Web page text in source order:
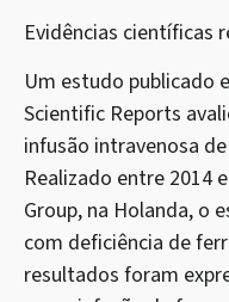
Evidências científicas
Um estudo publicado
Scientific Reports
infusão intravenosa
Realizado entre 2014
Group, na Holanda, o
com deficiência de
resultados foram